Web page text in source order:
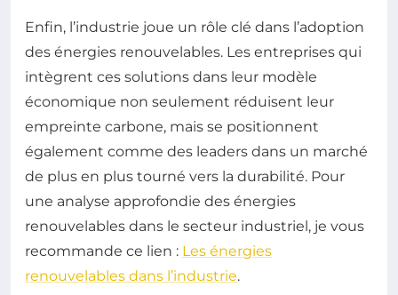
Enfin, l’industrie joue un rôle clé dans l’adoption
des énergies renouvelables. Les entreprises qui
intègrent ces solutions dans leur modèle
économique non seulement réduisent leur
empreinte carbone, mais se positionnent
également comme des leaders dans un marché
de plus en plus tourné vers la durabilité. Pour
une analyse approfondie des énergies
renouvelables dans le secteur industriel, je vous
recommande ce lien : Les énergies
renouvelables dans l’industrie.